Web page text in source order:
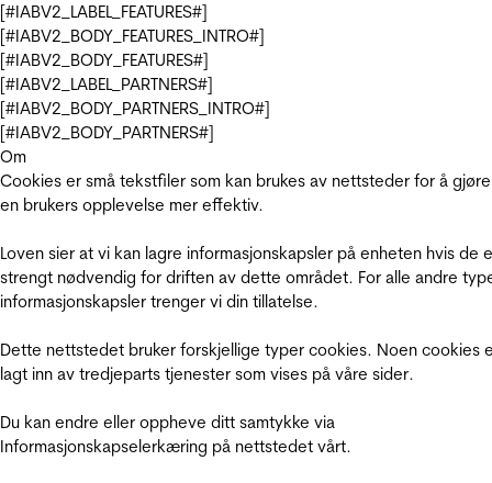
[#IABV2_LABEL_FEATURES#]
[#IABV2_BODY_FEATURES_INTRO#]
[#IABV2_BODY_FEATURES#]
[#IABV2_LABEL_PARTNERS#]
[#IABV2_BODY_PARTNERS_INTRO#]
[#IABV2_BODY_PARTNERS#]
Om
Cookies er små tekstfiler som kan brukes av nettsteder for å gjøre
en brukers opplevelse mer effektiv.
Loven sier at vi kan lagre informasjonskapsler på enheten hvis de
strengt nødvendig for driften av dette området. For alle andre
informasjonskapsler trenger vi din tillatelse.
Dette nettstedet bruker forskjellige typer cookies. Noen cookies
lagt inn av tredjeparts tjenester som vises på våre sider.
Du kan endre eller oppheve ditt samtykke via
Informasjonskapselerkæring på nettstedet vårt.